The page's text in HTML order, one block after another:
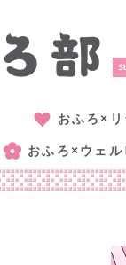
おふろ×
おふろ×ウェ